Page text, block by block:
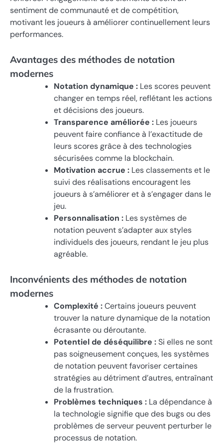
sentiment de communauté et de compétition,
motivant les joueurs à améliorer continuellement leurs
performances.
Avantages des méthodes de notation
modernes
Notation dynamique : Les scores peuvent
changer en temps réel, reflétant les actions
et décisions des joueurs.
Transparence améliorée : Les joueurs
peuvent faire confiance à l’exactitude de
leurs scores grâce à des technologies
sécurisées comme la blockchain.
Motivation accrue : Les classements et le
suivi des réalisations encouragent les
joueurs à s’améliorer et à s’engager dans le
jeu.
Personnalisation : Les systèmes de
notation peuvent s’adapter aux styles
individuels des joueurs, rendant le jeu plus
agréable.
Inconvénients des méthodes de notation
modernes
Complexité :Certains joueurs peuvent
trouver la nature dynamique de la notation
écrasante ou déroutante.
Potentiel de déséquilibre :Si elles ne sont
pas soigneusement conçues, les systèmes
de notation peuvent favoriser certaines
stratégies au détriment d’autres, entraînant
de la frustration.
Problèmes techniques : La dépendance à
la technologie signifie que des bugs ou des
problèmes de serveur peuvent perturber le
processus de notation.